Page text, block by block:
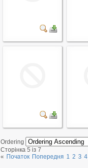
Ordering
Сторінка 5 із 7
« Початок Попередня 1 2 3 4